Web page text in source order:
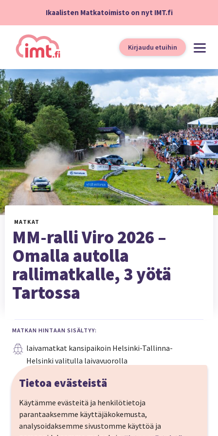
Ikaalisten Matkatoimisto on nyt IMT.fi
Kirjaudu etuihin
MATKAT
MM-ralli Viro 2026 –
Omalla autolla
rallimatkalle, 3 yötä
Tartossa
MATKAN HINTAAN SISÄLTYY:
laivamatkat kansipaikoin Helsinki-Tallinna-
Helsinki valitulla laivavuorolla
autopaikat laivassa
3 yötä Hotel Sophiassa
aamiainen hotelliaamuina
Tietoa evästeistä
Käytämme evästeitä ja henkilötietoja
parantaaksemme käyttäjäkokemusta,
analysoidaksemme sivustomme käyttöä ja